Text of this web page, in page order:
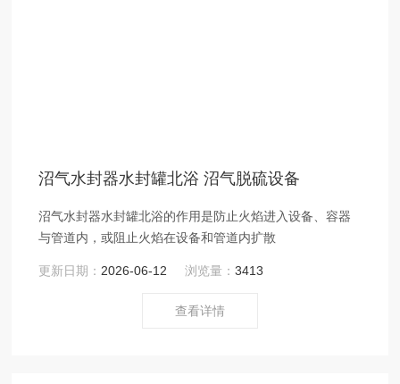
沼气水封器水封罐北浴 沼气脱硫设备
沼气水封器水封罐北浴的作用是防止火焰进入设备、容器
与管道内，或阻止火焰在设备和管道内扩散
更新日期： 2026-06-12 浏览量：3413
查看详情